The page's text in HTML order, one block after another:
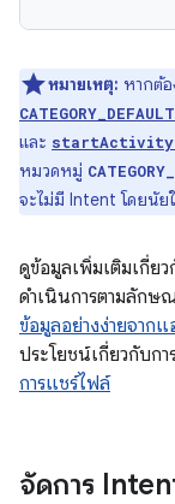
หมายเหตุ: หากต้
CATEGORY_DEFAULT
และ
หมวดหมู่
จะไม่มี Intent โดยนั
ดูข้อมูลเพิ่มเติมเกี่ย
ดำเนินการตามลักษ
ข้อมูลอย่างง่ายจาก
ประโยชน์เกี่ยวกับก
การแชร์ไฟล์
จัดการ